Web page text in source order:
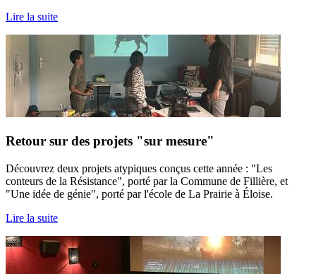
Lire la suite
Retour sur des projets "sur mesure"
Découvrez deux projets atypiques conçus cette année : "Les
conteurs de la Résistance", porté par la Commune de Fillière, et
"Une idée de génie", porté par l'école de La Prairie à Éloise.
Lire la suite